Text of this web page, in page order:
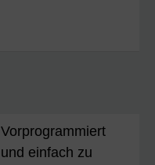
Vorprogrammiert
und einfach zu